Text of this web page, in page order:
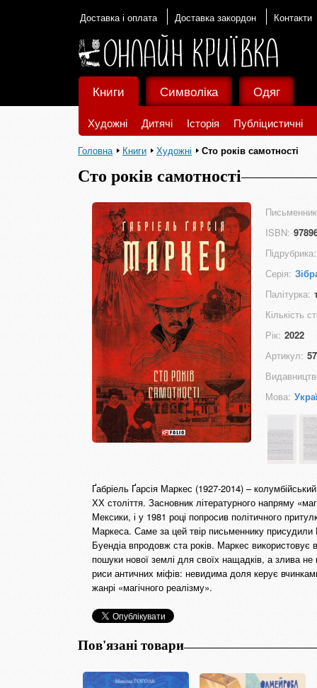
Доставка і оплата Доставка закордон Контакти
Книги
Художні Дитячі Історія Публіцистичні
Символіка Одяг
Головна Книги Художні Сто років самотності
Сто років самотності
ISBN:
Підрубрика:
Серія:
Палітурка:
Кількість
Рік: 2022
Артикул:
Мова:
Ґабріель Ґарсія Маркес (1927-2014) –
ХХ століття. Засновник літературного напряму
Мексики, і у 1981 році попросив політичного
Маркеса. Саме за цей твір письменнику присудили
Буендіа впродовж ста років. Маркес використовує
пошуки нової землі для своїх нащадків, а злива не
риси античних міфів: невидима доля керує
жанрі «магічного реалізму».
Пов'язані товари